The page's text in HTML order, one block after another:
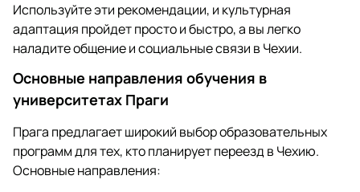
Используйте эти рекомендации, и культурная
адаптация пройдет просто и быстро, а вы легко
наладите общение и социальные связи в Чехии.
Основные направления обучения в
университетах Праги
Прага предлагает широкий выбор образовательных
программ для тех, кто планирует переезд в Чехию.
Основные направления: